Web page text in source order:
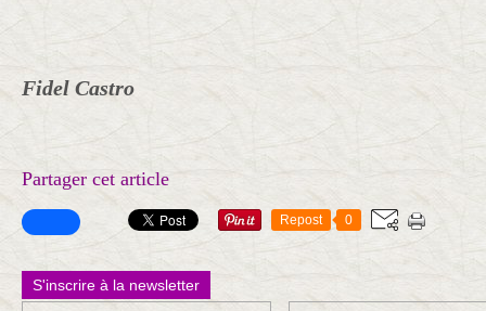
Fidel Castro
Partager cet article
Repost 0
S'inscrire à la newsletter